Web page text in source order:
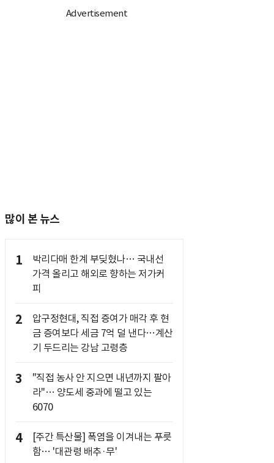
많이 본 뉴스
1
박리다매 한계 부딪혔나… 국내선
가격 올리고 해외로 향하는 저가커
피
2
압구정현대, 직접 증여가 매각 후 현
금 증여보다 세금 7억 덜 낸다…계산
기 두드리는 강남 고령층
3
"직접 농사 안 지으면 내년까지 팔아
라"… 양도세 중과에 떨고 있는
6070
4
[주간 특산물] 폭염을 이겨내는 푸릇
함… '대관령 배추·무'